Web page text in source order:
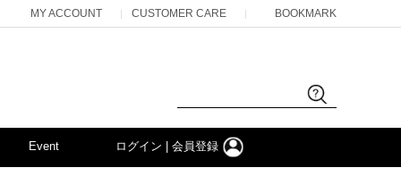
MY ACCOUNT | CUSTOMER CARE | BOOKMARK
Event ログイン | 会員登録